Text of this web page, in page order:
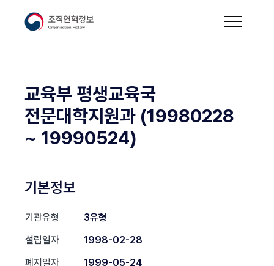
교육부 평생교육국
전문대학지원과 (19980228
~ 19990524)
기본정보
기관유형
3유형
설립일자
1998-02-28
폐지일자
1999-05-24